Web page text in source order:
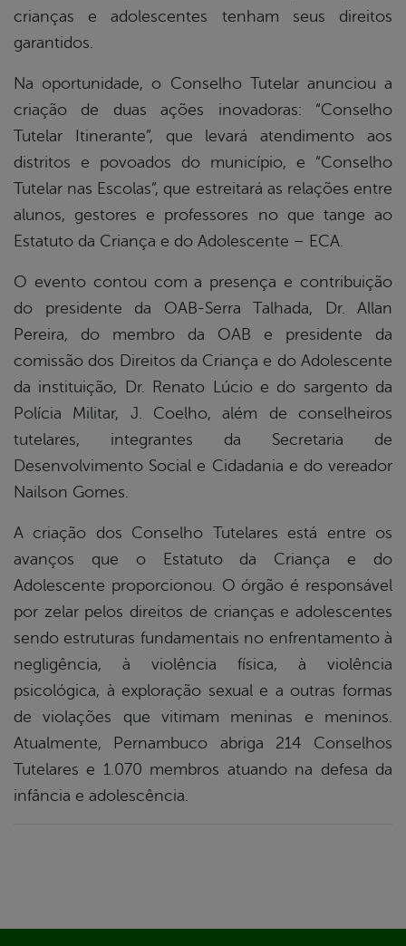
crianças e adolescentes tenham seus direitos
garantidos.
Na oportunidade, o Conselho Tutelar anunciou a
criação de duas ações inovadoras: “Conselho
Tutelar Itinerante”, que levará atendimento aos
distritos e povoados do município, e “Conselho
Tutelar nas Escolas”, que estreitará as relações entre
alunos, gestores e professores no que tange ao
Estatuto da Criança e do Adolescente – ECA.
O evento contou com a presença e contribuição
do presidente da OAB-Serra Talhada, Dr. Allan
Pereira, do membro da OAB e presidente da
comissão dos Direitos da Criança e do Adolescente
da instituição, Dr. Renato Lúcio e do sargento da
Polícia Militar, J. Coelho, além de conselheiros
tutelares, integrantes da Secretaria de
Desenvolvimento Social e Cidadania e do vereador
Nailson Gomes.
A criação dos Conselho Tutelares está entre os
avanços que o Estatuto da Criança e do
Adolescente proporcionou. O órgão é responsável
por zelar pelos direitos de crianças e adolescentes
sendo estruturas fundamentais no enfrentamento à
negligência, à violência física, à violência
psicológica, à exploração sexual e a outras formas
de violações que vitimam meninas e meninos.
Atualmente, Pernambuco abriga 214 Conselhos
Tutelares e 1.070 membros atuando na defesa da
infância e adolescência.